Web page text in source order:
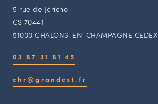
5 rue de Jéricho
CS 70441
51000 CHALONS-EN-CHAMPAGNE CEDEX
03 87 31 81 45
chr@grandest.fr